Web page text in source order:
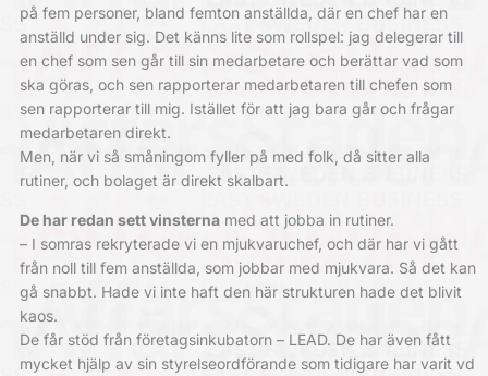
på fem personer, bland femton anställda, där en chef har en
anställd under sig. Det känns lite som rollspel: jag delegerar till
en chef som sen går till sin medarbetare och berättar vad som
ska göras, och sen rapporterar medarbetaren till chefen som
sen rapporterar till mig. Istället för att jag bara går och frågar
medarbetaren direkt.
Men, när vi så småningom fyller på med folk, då sitter alla
rutiner, och bolaget är direkt skalbart.
De har redan sett vinsternamed att jobba in rutiner.
– I somras rekryterade vi en mjukvaruchef, och där har vi gått
från noll till fem anställda, som jobbar med mjukvara. Så det kan
gå snabbt. Hade vi inte haft den här strukturen hade det blivit
kaos.
De får stöd från företagsinkubatorn – LEAD. De har även fått
mycket hjälp av sin styrelseordförande som tidigare har varit vd